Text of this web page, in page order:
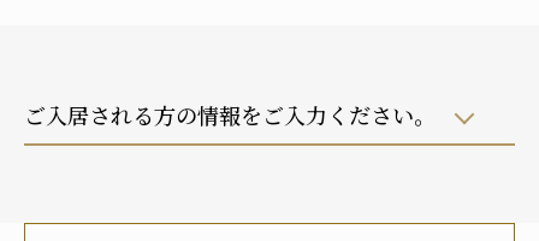
ご入居される方の情報をご入力ください。
自宅におり、介護サービスは利用していない